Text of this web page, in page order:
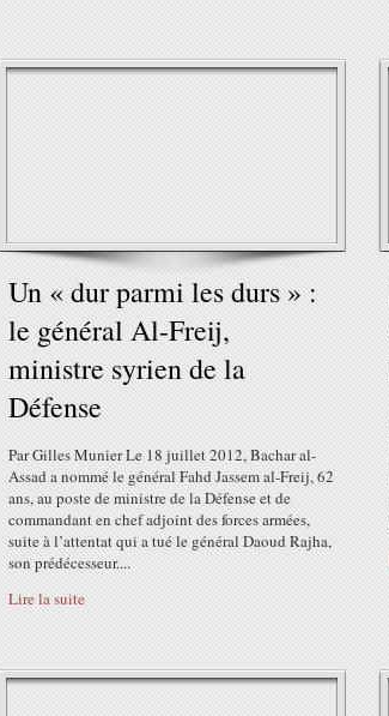
Un « dur parmi les durs » :
le général Al-Freij,
ministre syrien de la
Défense
Par Gilles Munier Le 18 juillet 2012, Bachar al-
Assad a nommé le général Fahd Jassem al-Freij, 62
ans, au poste de ministre de la Défense et de
commandant en chef adjoint des forces armées,
suite à l’attentat qui a tué le général Daoud Rajha,
son prédécesseur....
Lire la suite